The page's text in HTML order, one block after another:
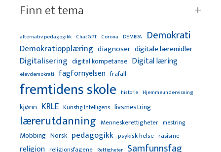
Finn et tema
alternativ pedagogikk ChatGPT Corona DEMBRA Demokrati
Demokratiopplæring diagnoser digitale læremidler
Digitalisering digital kompetanse Digital læring
elevdemokrati fagfornyelsen frafall
fremtidens skole historie Hjemmeundervisning
kjønn KRLE Kunstig Intelligens livsmestring
lærerutdanning Menneskerettigheter mestring
Mobbing Norsk pedagogikk psykisk helse rasisme
religion Rettigheter Samfunnsfag